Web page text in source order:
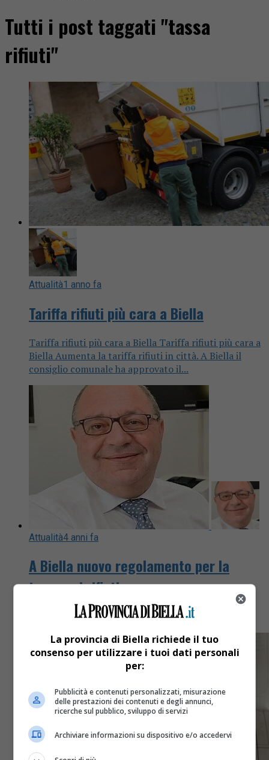
Tutti i post taggati "tassa
rifiuti"
Attualità1 anno fa
Tariffa rifiuti più cara a Biella
Tariffa rifiuti più cara a Biella Tariffa rifiuti più cara a
Biella Aumenta la tariffa rifiuti in città. A Biella il
consiglio comunale ha approvato il...
Attualità4 anni fa
A Biella nuovo regolamento per la
tassa sui rifiuti
Domani in Commissione
La provincia di Biella richiede il tuo
consenso per utilizzare i tuoi dati personali
per:
Pubblicità e contenuti personalizzati, misurazione
delle prestazioni dei contenuti e degli annunci,
ricerche sul pubblico, sviluppo di servizi
Archiviare informazioni su dispositivo e/o accedervi